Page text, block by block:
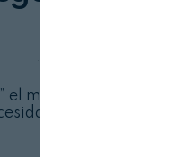
el mantenimiento de
de tener que